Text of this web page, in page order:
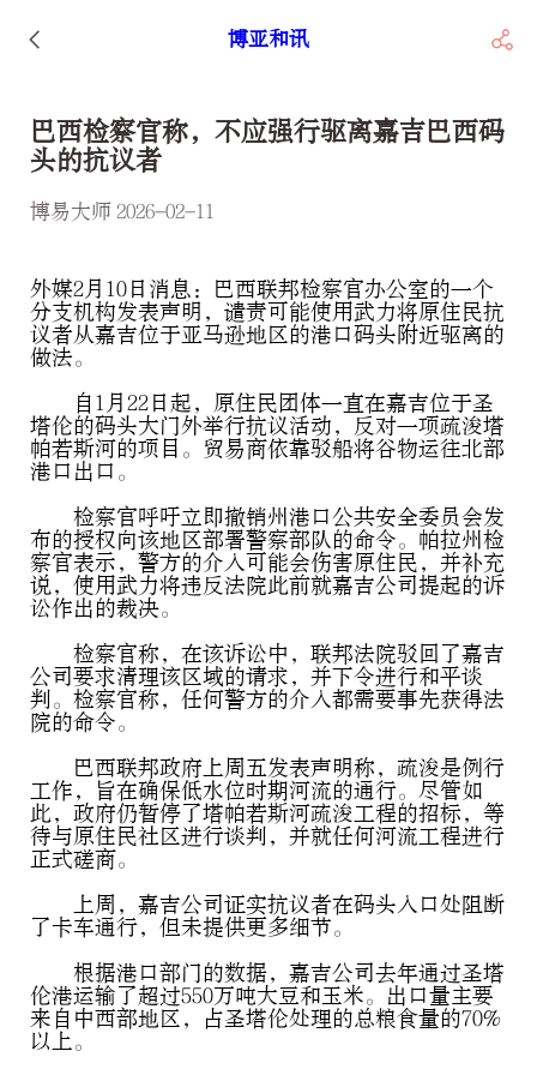
博亚和讯
巴西检察官称，不应强行驱离嘉吉巴西码
头的抗议者
博易大师 2026-02-11
外媒2月10日消息：巴西联邦检察官办公室的一个
分支机构发表声明，谴责可能使用武力将原住民抗
议者从嘉吉位于亚马逊地区的港口码头附近驱离的
做法。
自1月22日起，原住民团体一直在嘉吉位于圣
塔伦的码头大门外举行抗议活动，反对一项疏浚塔
帕若斯河的项目。贸易商依靠驳船将谷物运往北部
港口出口。
检察官呼吁立即撤销州港口公共安全委员会发
布的授权向该地区部署警察部队的命令。帕拉州检
察官表示，警方的介入可能会伤害原住民，并补充
说，使用武力将违反法院此前就嘉吉公司提起的诉
讼作出的裁决。
检察官称，在该诉讼中，联邦法院驳回了嘉吉
公司要求清理该区域的请求，并下令进行和平谈
判。检察官称，任何警方的介入都需要事先获得法
院的命令。
巴西联邦政府上周五发表声明称，疏浚是例行
工作，旨在确保低水位时期河流的通行。尽管如
此，政府仍暂停了塔帕若斯河疏浚工程的招标，等
待与原住民社区进行谈判，并就任何河流工程进行
正式磋商。
上周，嘉吉公司证实抗议者在码头入口处阻断
了卡车通行，但未提供更多细节。
根据港口部门的数据，嘉吉公司去年通过圣塔
伦港运输了超过550万吨大豆和玉米。出口量主要
来自中西部地区，占圣塔伦处理的总粮食量的70%
以上。